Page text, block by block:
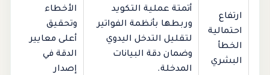
ارتفاع
احتمالية
الخطأ
البشري
أتمتة عملية التكويد
وربطها بأنظمة الفواتير
لتقليل التدخل اليدوي
وضمان دقة البيانات
المدخلة.
الأخطاء
وتحقيق
أعلى معايير
الدقة في
إصدار